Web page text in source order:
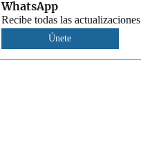
WhatsApp
Recibe todas las actualizaciones
Únete